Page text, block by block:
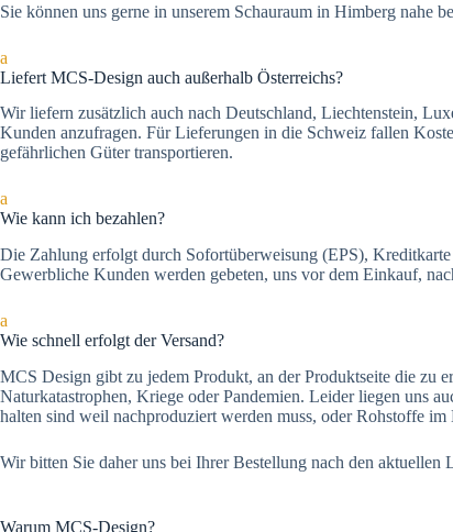
Sie können uns gerne in unserem Schauraum in Himberg nahe
a
Liefert MCS-Design auch außerhalb Österreichs?
Wir liefern zusätzlich auch nach Deutschland, Liechtenstein,
Kunden anzufragen. Für Lieferungen in die Schweiz fallen
gefährlichen Güter transportieren.
a
Wie kann ich bezahlen?
Die Zah­lung er­folgt durch Sofortüberweisung (EPS),
Gewerbliche Kunden werden gebeten, uns vor dem Einkauf,
a
Wie schnell erfolgt der Versand?
MCS Design gibt zu jedem Produkt, an der Produktseite die zu
Naturkatastrophen, Kriege oder Pandemien. Leider liegen uns
halten sind weil nachproduziert werden muss, oder Rohstoffe im
Wir bitten Sie daher uns bei Ihrer Bestellung nach den
Warum MCS-Design?